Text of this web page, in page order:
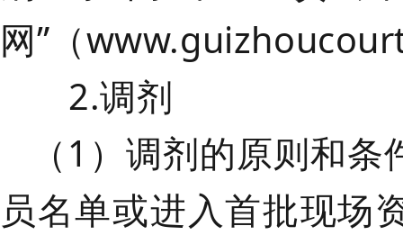
网”（
2.调剂
（1）调剂的原则和条
员名单或进入首批现场